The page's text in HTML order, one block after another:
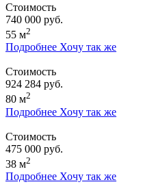
Стоимость
740 000 руб.
55 м2
Подробнее Хочу так же
Стоимость
924 284 руб.
80 м2
Подробнее Хочу так же
Стоимость
475 000 руб.
38 м2
Подробнее Хочу так же